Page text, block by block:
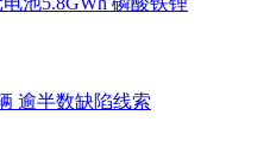
逾半数缺陷线索